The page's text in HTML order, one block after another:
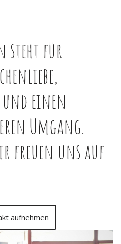
steht für
einen
Umgang.
freuen uns auf
aufnehmen